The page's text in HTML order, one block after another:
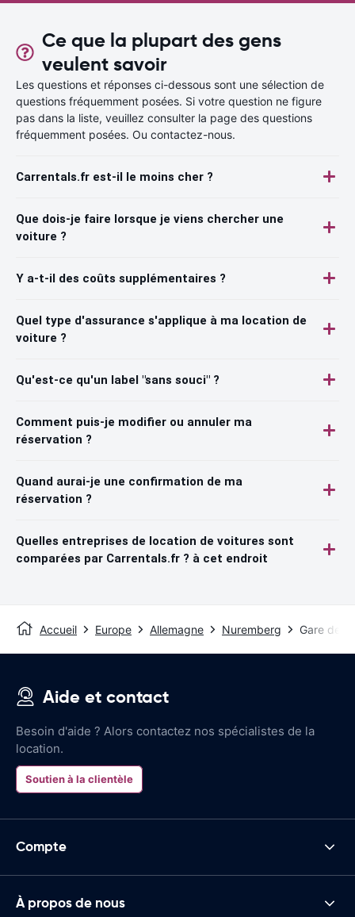
Ce que la plupart des gens
veulent savoir
Les questions et réponses ci-dessous sont une sélection de
questions fréquemment posées. Si votre question ne figure
pas dans la liste, veuillez consulter la page des questions
fréquemment posées. Ou contactez-nous.
Carrentals.fr est-il le moins cher ?
Que dois-je faire lorsque je viens chercher une
voiture ?
Y a-t-il des coûts supplémentaires ?
Quel type d'assurance s'applique à ma location de
voiture ?
Qu'est-ce qu'un label "sans souci" ?
Comment puis-je modifier ou annuler ma
réservation ?
Quand aurai-je une confirmation de ma
réservation ?
Quelles entreprises de location de voitures sont
comparées par Carrentals.fr ? à cet endroit
Accueil Europe Allemagne Nuremberg Gare de
Aide et contact
Besoin d'aide ? Alors contactez nos spécialistes de la
location.
Soutien à la clientèle
Compte
À propos de nous